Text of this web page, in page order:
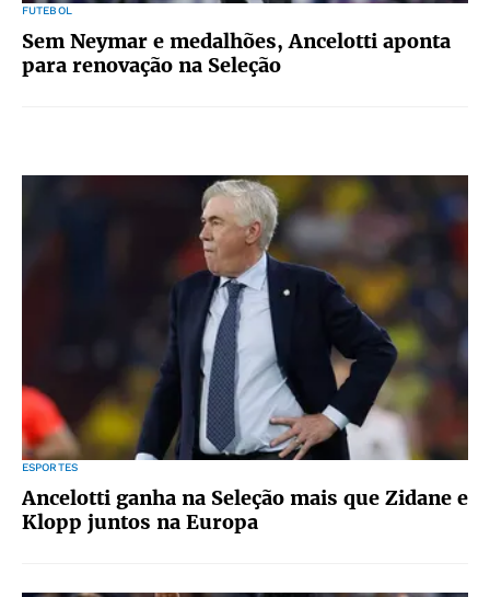
FUTEBOL
Sem Neymar e medalhões, Ancelotti aponta
para renovação na Seleção
ESPORTES
Ancelotti ganha na Seleção mais que Zidane e
Klopp juntos na Europa